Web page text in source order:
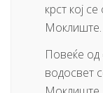
крст кој
Моклиште.
Повеќе од
водосвет